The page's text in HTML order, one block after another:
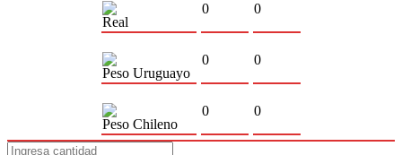
Real
0 0
Peso Uruguayo
0 0
Peso Chileno
0 0